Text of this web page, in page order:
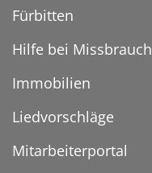
Fürbitten
Hilfe bei Missbrauch
Immobilien
Liedvorschläge
Mitarbeiterportal